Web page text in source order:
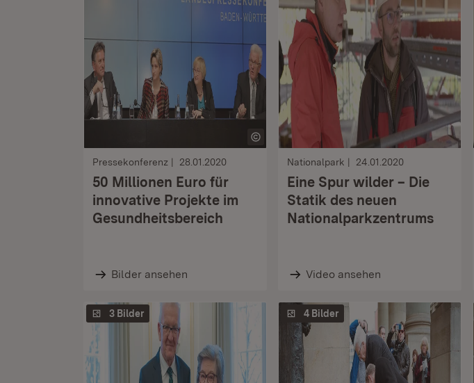
Pressekonferenz 28.01.2020
50 Millionen Euro für
innovative Projekte im
Gesundheitsbereich
Bilder ansehen
Nationalpark 24.01.2020
Eine Spur wilder – Die
Statik des neuen
Nationalparkzentrums
Video ansehen
3 Bilder 4 Bilder